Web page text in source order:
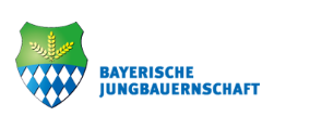
Inhalt
springen
Seitenspalte
springen
Fußzeile
springen